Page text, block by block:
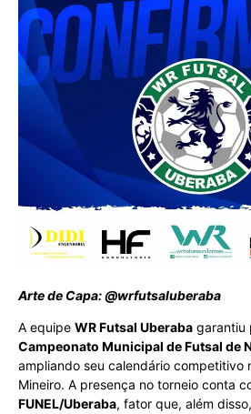
Arte de Capa: @wrfutsaluberaba
A equipe WR Futsal Uberaba garantiu
Campeonato Municipal de Futsal de
ampliando seu calendário competitivo
Mineiro. A presença no torneio conta
FUNEL/Uberaba, fator que, além